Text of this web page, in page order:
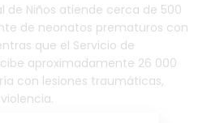
de Niños atiende cerca de 500
de neonatos prematuros con
que el Servicio de
aproximadamente 26 000
con lesiones traumáticas,